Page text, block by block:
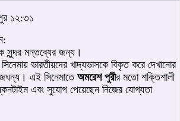
১২:৩১
সুন্দর মন্তব্যের জন্য।
সিনেমায় ভারতীয়দের খাদ্যভাসকে বিকৃত করে দেখানোর
এই সিনেমাতে অমরেশ পুরীর মতো শক্তিশালী
এবং সুযোগ পেয়েছেন নিজের যোগ্যতা